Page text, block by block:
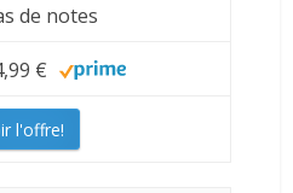
de notes
€
l'offre!